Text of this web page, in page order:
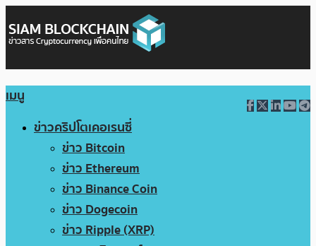
เมนู
ข่าวคริปโตเคอเรนซี่
ข่าว Bitcoin
ข่าว Ethereum
ข่าว Binance Coin
ข่าว Dogecoin
ข่าว Ripple (XRP)